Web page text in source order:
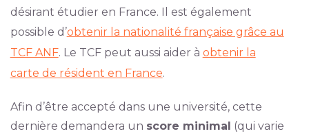
désirant étudier en France. Il est également
possible d’obtenir la nationalité française grâce au
TCF ANF. Le TCF peut aussi aider à obtenir la
carte de résident en France.
Afin d’être accepté dans une université, cette
dernière demandera un score minimal (qui varie